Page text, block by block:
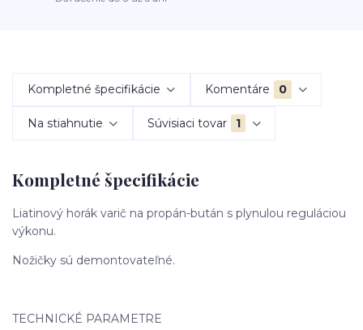
Kompletné špecifikácie Komentáre 0
Na stiahnutie Súvisiaci tovar 1
Kompletné špecifikácie
Liatinový horák varič na propán-bután s plynulou reguláciou
výkonu.
Nožičky sú demontovateľné.
TECHNICKÉ PARAMETRE